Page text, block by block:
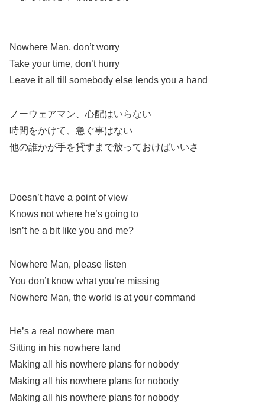
Nowhere Man, don’t worry
Take your time, don’t hurry
Leave it all till somebody else lends you a hand
ノーウェアマン、心配はいらない
時間をかけて、急ぐ事はない
他の誰かが手を貸すまで放っておけばいいさ
Doesn’t have a point of view
Knows not where he’s going to
Isn’t he a bit like you and me?
Nowhere Man, please listen
You don’t know what you’re missing
Nowhere Man, the world is at your command
He’s a real nowhere man
Sitting in his nowhere land
Making all his nowhere plans for nobody
Making all his nowhere plans for nobody
Making all his nowhere plans for nobody